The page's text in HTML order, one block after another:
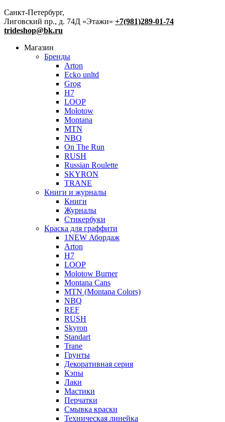
Санкт-Петербург,
Лиговский пр., д. 74Д «Этажи» +7(981)289-01-74
trideshop@bk.ru
Магазин
Бренды
Arton
Ecko unltd
Grog
H7
LOOP
Molotow
Montana
MTN
NBQ
On The Run
RUSH
Russian Roulette
SKYRON
TRANE
Книги и журналы
Книги
Журналы
Стикербуки
Краска для граффити
1NEW Абордаж
Arton
H7
LOOP
Molotow Burner
Montana Cans
MTN (Montana Colors)
NBQ
REF
RUSH
Skyron
Standart
Trane
Грунты
Декоративная серия
Кэпы
Лаки
Мастики
Перчатки
Смывка краски
Техническая линейка